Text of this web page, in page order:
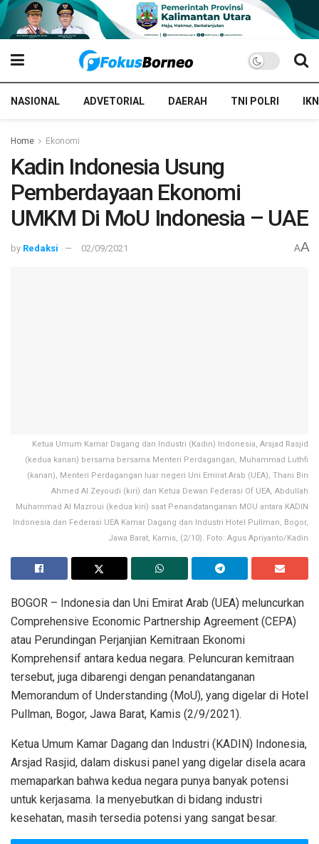
NASIONAL ADVETORIAL DAERAH TNI POLRI IKN
Home Ekonomi
Kadin Indonesia Usung
Pemberdayaan Ekonomi
UMKM Di MoU Indonesia – UAE
by Redaksi 02/09/2021 AA
Ketua Umum Kamar Dagang dan Industri (Kadin) Indonesia, Arsjad Rasjid
(kedua kanan) bersama bersama Menteri Perdagangan, Muhammad Luthfi
(kanan), Menteri Perdagangan luar negeri Uni Emirat Arab (UEA), Thani Bin
Ahmed Al Zeyoudi (kiri) dan Ketua Dewan Federasi Of UEA, Abdullah
Muhammad Al Mazroui (kedua kiri) saat Penandatanganan MOU antara KADIN
Indonesia dan Federasi UEA Kamar Dagang dan Industri Hotel Pullman, Bogor,
Jawa Barat, Kamis, (2/10). Foto: Agus Apriyanto/Kadin
BOGOR – Indonesia dan Uni Emirat Arab (UEA) meluncurkan
Comprehensive Economic Partnership Agreement (CEPA)
atau Perundingan Perjanjian Kemitraan Ekonomi
Komprehensif antara kedua negara. Peluncuran kemitraan
tersebut, juga dibarengi dengan penandatanganan
Memorandum of Understanding (MoU), yang digelar di Hotel
Pullman, Bogor, Jawa Barat, Kamis (2/9/2021).
Ketua Umum Kamar Dagang dan Industri (KADIN) Indonesia,
Arsjad Rasjid, dalam diskusi panel yang digelar disela acara
memaparkan bahwa kedua negara punya banyak potensi
untuk kerjasama. Ia menyebutkan di bidang industri
kesehatan, masih tersedia potensi yang sangat besar.